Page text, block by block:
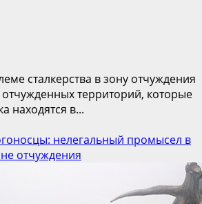
сталкерства в зону отчуждения
территорий, которые
находятся в...
нелегальный промысел в
отчуждения